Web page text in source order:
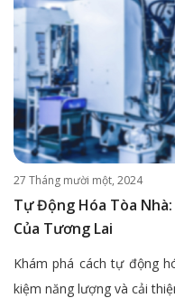
27 Tháng mười một, 2024
Tự Động Hóa Tòa
Của Tương Lai
Khám phá cách tự động
kiệm năng lượng và cải